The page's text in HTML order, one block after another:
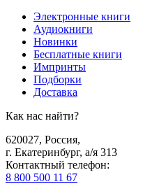
Электронные книги
Аудиокниги
Новинки
Бесплатные книги
Импринты
Подборки
Доставка
Как нас найти?
620027, Россия,
г. Екатеринбург, а/я 313
Контактный телефон:
8 800 500 11 67